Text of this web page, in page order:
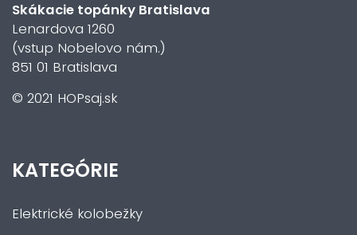
Skákacie topánky Bratislava
Lenardova 1260
(vstup Nobelovo nám.)
851 01 Bratislava
© 2021 HOPsaj.sk
KATEGÓRIE
Elektrické kolobežky